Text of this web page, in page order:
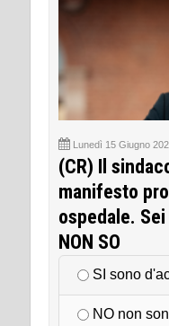
Lunedì 15 Giugno
(CR) Il
manifesto
ospedale.
NON SO
SI sono
NO non